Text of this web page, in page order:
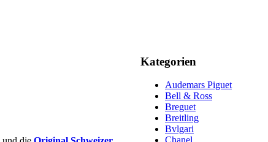
Kategorien
Audemars Piguet
Bell & Ross
Breguet
Breitling
Bvlgari